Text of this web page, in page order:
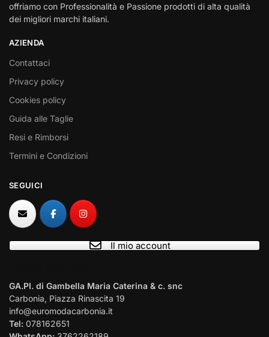
offriamo con Professionalità e Passione prodotti di alta qualità
dei migliori marchi italiani.
AZIENDA
Contattaci
Privacy policy
Cookies policy
Guida alle Taglie
Resi e Rimborsi
Termini e Condizioni
SEGUICI
Il mio account
GA.PI. di Gambella Maria Caterina & c. snc
Carbonia, Piazza Rinascita 19
info@euromodacarbonia.it
Tel: 078162651